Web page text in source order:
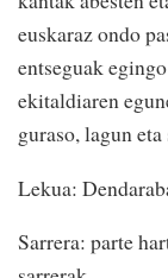
euskaraz ondo
entseguak
ekitaldiaren
guraso, lagun
Lekua:
Sarrera: parte